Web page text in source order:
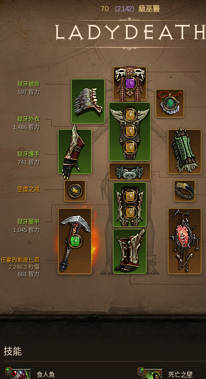
70（2,142） 級巫醫
LADYDEATH
獄牙外衣
1,486 智力
獄牙護手
741 智力
獄牙披肩
597 智力
獄牙腿甲
1,045 智力
任霍的剝皮匕首
2,246.3 秒傷
661 智力
空虛之戒
技能
食人魚 死亡之壁